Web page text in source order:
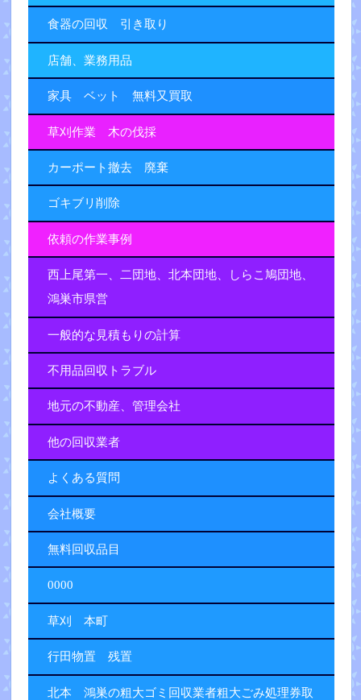
食器の回収 引き取り
店舗、業務用品
家具 ベット 無料又買取
草刈作業 木の伐採
カーポート撤去 廃棄
ゴキブリ削除
依頼の作業事例
西上尾第一、二団地、北本団地、しらこ鳩団地、
鴻巣市県営
一般的な見積もりの計算
不用品回収トラブル
地元の不動産、管理会社
他の回収業者
よくある質問
会社概要
無料回収品目
0000
草刈 本町
行田物置 残置
北本 鴻巣の粗大ゴミ回収業者粗大ごみ処理券取